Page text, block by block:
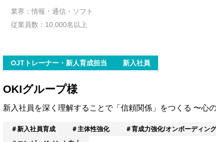
業界：情報・通信・ソフト
従業員数：10,000名以上
OJTトレーナー・新人育成担当 新入社員
OKIグループ様
新入社員を深く理解することで「信頼関係」をつくる 〜心
新入社員育成 主体性強化 育成力強化/オンボーディング